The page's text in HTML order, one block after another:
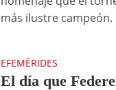
más ilustre campeón.
EFEMÉRIDES
El día que